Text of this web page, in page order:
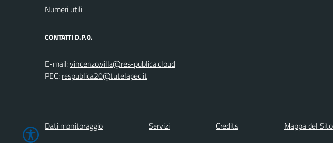
Numeri utili
CONTATTI D.P.O.
E-mail:
PEC:
Dati monitoraggio Servizi Credits Mappa del Sito